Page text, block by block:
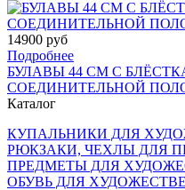
14900 руб
Подробнее
БУЛАВЫ 44 СМ С
СОЕДИНИТЕЛЬНОЙ
Каталог
КУПАЛЬНИКИ ДЛЯ
РЮКЗАКИ, ЧЕХЛЫ ДЛЯ
ПРЕДМЕТЫ ДЛЯ
ОБУВЬ ДЛЯ